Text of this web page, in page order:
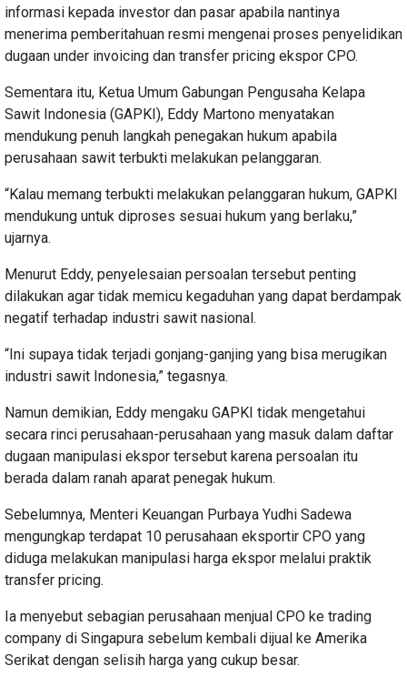
informasi kepada investor dan pasar apabila nantinya
menerima pemberitahuan resmi mengenai proses penyelidikan
dugaan under invoicing dan transfer pricing ekspor CPO.
Sementara itu, Ketua Umum Gabungan Pengusaha Kelapa
Sawit Indonesia (GAPKI), Eddy Martono menyatakan
mendukung penuh langkah penegakan hukum apabila
perusahaan sawit terbukti melakukan pelanggaran.
“Kalau memang terbukti melakukan pelanggaran hukum, GAPKI
mendukung untuk diproses sesuai hukum yang berlaku,”
ujarnya.
Menurut Eddy, penyelesaian persoalan tersebut penting
dilakukan agar tidak memicu kegaduhan yang dapat berdampak
negatif terhadap industri sawit nasional.
“Ini supaya tidak terjadi gonjang-ganjing yang bisa merugikan
industri sawit Indonesia,” tegasnya.
Namun demikian, Eddy mengaku GAPKI tidak mengetahui
secara rinci perusahaan-perusahaan yang masuk dalam daftar
dugaan manipulasi ekspor tersebut karena persoalan itu
berada dalam ranah aparat penegak hukum.
Sebelumnya, Menteri Keuangan Purbaya Yudhi Sadewa
mengungkap terdapat 10 perusahaan eksportir CPO yang
diduga melakukan manipulasi harga ekspor melalui praktik
transfer pricing.
Ia menyebut sebagian perusahaan menjual CPO ke trading
company di Singapura sebelum kembali dijual ke Amerika
Serikat dengan selisih harga yang cukup besar.